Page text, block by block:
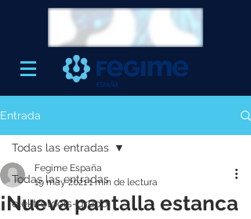
Entrada
Todas las entradas
elektrotools-grupo
Todas las entradas
¡Nueva pantalla estanca
Fegime España
19 may 20211 min de lectura